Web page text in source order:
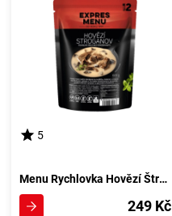
5
Menu Rychlovka Hovězí Štroganov 600 g
249 Kč